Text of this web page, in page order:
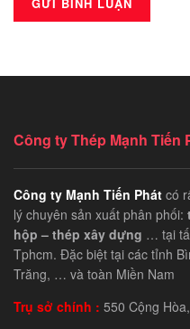
Công ty Thép Mạnh Tiến
Công ty Mạnh Tiến Phát có
lý chuyên sản xuất phân phối:
hộp – thép xây dựng … tại
Tphcm. Đặc biệt tại các tỉnh
Trăng, … và toàn Miền Nam
Trụ sở chính : 550 Cộng